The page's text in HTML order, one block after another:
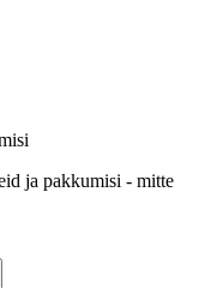
ja pakkumisi - mitte